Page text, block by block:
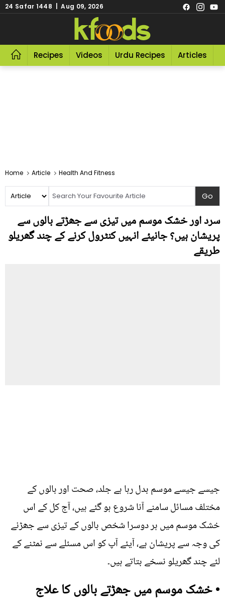
24 Safar 1448 | Aug 09, 2026
Recipes Videos Urdu Recipes Articles
Home Article Health And Fitness
سرد اور خشک موسم میں تیزی سے جھڑتے بالوں سے
پریشان ہیں؟ جانیئے انہیں کنٹرول کرنے کے چند گھریلو
طریقے
جیسے جیسے موسم بدل رہا ہے جلد، صحت اور بالوں کے
مختلف مسائل سامنے آنا شروع ہو گئے ہیں، آج کل کے اس
خشک موسم میں ہر دوسرا شخص بالوں کے تیزی سے جھڑنے
کی وجہ سے پریشان ہے، آیئے آپ کو اس مسئلے سے نمٹنے کے
لئے چند گھریلو نسخے بتاتے ہیں۔
• خشک موسم میں جھڑتے بالوں کا علاج